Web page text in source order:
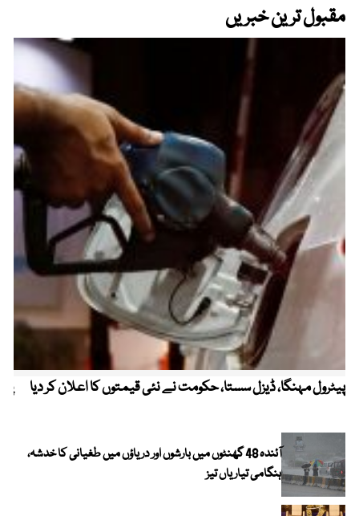
مقبول ترین خبریں
پیٹرول مہنگا، ڈیزل سستا، حکومت نے نئی قیمتوں کا اعلان کر دیا
آئندہ 48 گھنٹوں میں بارشوں اور دریاؤں میں طغیانی کا خدشہ،
ہنگامی تیاریاں تیز